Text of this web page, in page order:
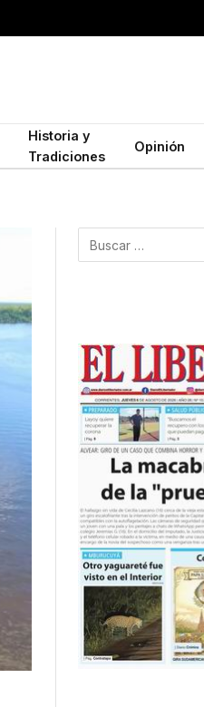
Historia y
Tradiciones
Opinión